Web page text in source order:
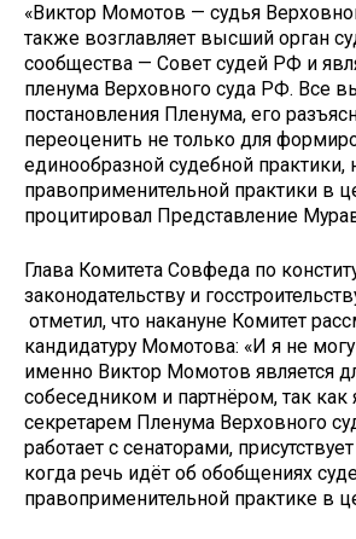
«Виктор Момотов — судья
также возглавляет высший орган
сообщества — Совет судей РФ и
пленума Верховного суда РФ. Все
постановления Пленума, его
переоценить не только для
единообразной судебной практики,
правоприменительной практики в
процитировал Представление
Глава Комитета Совфеда по
законодательству и
отметил, что накануне Комитет
кандидатуру Момотова: «И я не
именно Виктор Момотов является
собеседником и партнёром, так как
секретарем Пленума Верховного
работает с сенаторами,
когда речь идёт об обобщениях
правоприменительной практике в